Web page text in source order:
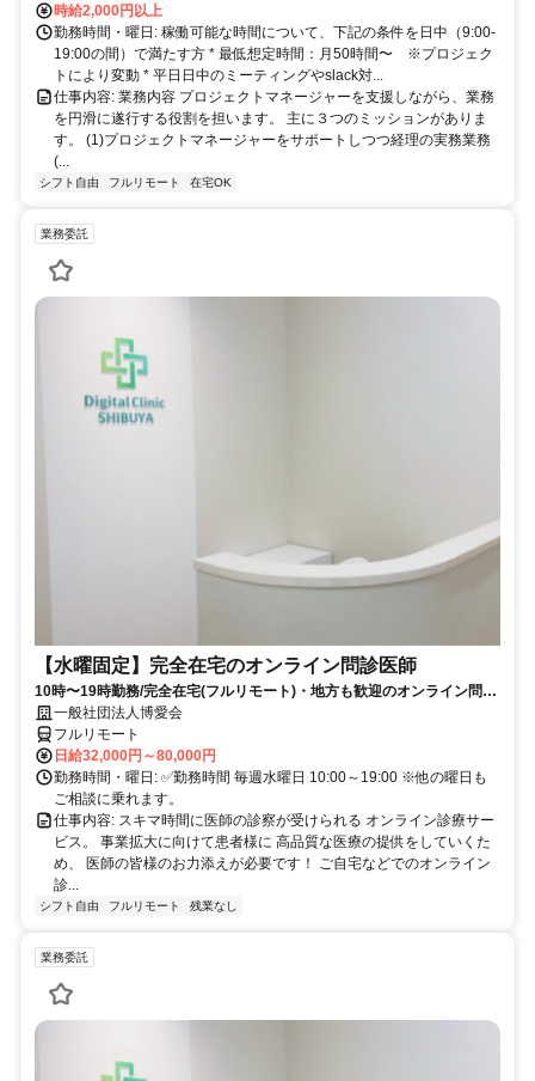
時給2,000円以上
勤務時間・曜日: 稼働可能な時間について、下記の条件を日中（9:00-
19:00の間）で満たす方 * 最低想定時間：月50時間〜 ※プロジェク
トにより変動 * 平日日中のミーティングやslack対...
仕事内容: 業務内容 プロジェクトマネージャーを支援しながら、業務
を円滑に遂行する役割を担います。 主に３つのミッションがありま
す。 (1)プロジェクトマネージャーをサポートしつつ経理の実務業務
(...
シフト自由 フルリモート 在宅OK
業務委託
【水曜固定】完全在宅のオンライン問診医師
10時〜19時勤務/完全在宅(フルリモート)・地方も歓迎のオンライン問診
業務一般社団法人博愛会
フルリモート
日給32,000円～80,000円
勤務時間・曜日: ✅勤務時間 毎週水曜日 10:00～19:00 ※他の曜日も
ご相談に乗れます。
仕事内容: スキマ時間に医師の診察が受けられる オンライン診療サー
ビス。 事業拡大に向けて患者様に 高品質な医療の提供をしていくた
め、 医師の皆様のお力添えが必要です！ ご自宅などでのオンライン
診...
シフト自由 フルリモート 残業なし
業務委託